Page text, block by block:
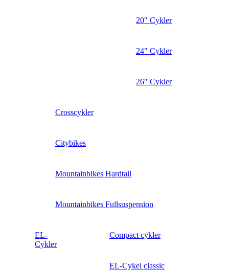
20″ Cykler
24″ Cykler
26″ Cykler
Crosscykler
Citybikes
Mountainbikes Hardtail
Mountainbikes Fullsuspension
EL-
Cykler
Compact cykler
EL-Cykel classic